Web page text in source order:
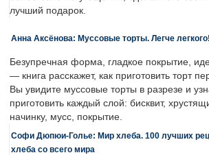
лучший подарок.
Анна Аксёнова: Муссовые торты. Легче легкого!
Безупречная форма, гладкое покрытие,
— книга расскажет, как приготовить торт
Вы увидите муссовые торты в разрезе и
приготовить каждый слой: бисквит,
начинку, мусс, покрытие.
Софи Дюпюи-Голье: Мир хлеба. 100 лучших
хлеба со всего мира